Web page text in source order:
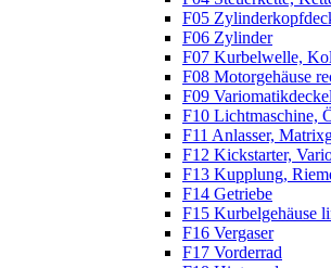
F05
F06 Zylinder
F07 Kurbelwelle,
F08 Motorgehäuse
F09 Variomatikdeckel
F10 Lichtmaschine,
F11 Anlasser,
F12 Kickstarter,
F13 Kupplung,
F14 Getriebe
F15 Kurbelgehäuse
F16 Vergaser
F17 Vorderrad